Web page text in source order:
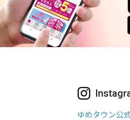
ゆめタウン公